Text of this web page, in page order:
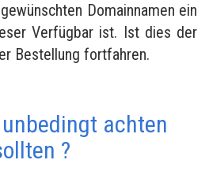
Domainnamen ein
Verfügbar ist. Ist dies der
Bestellung fortfahren.
achten
?